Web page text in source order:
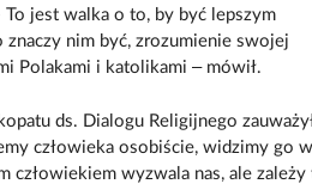
jest walka o to, by być lepszym
nim być, zrozumienie swojej
Polakami i katolikami – mówił.
ds. Dialogu Religijnego
człowieka osobiście, widzimy go w
człowiekiem wyzwala nas, ale zależy